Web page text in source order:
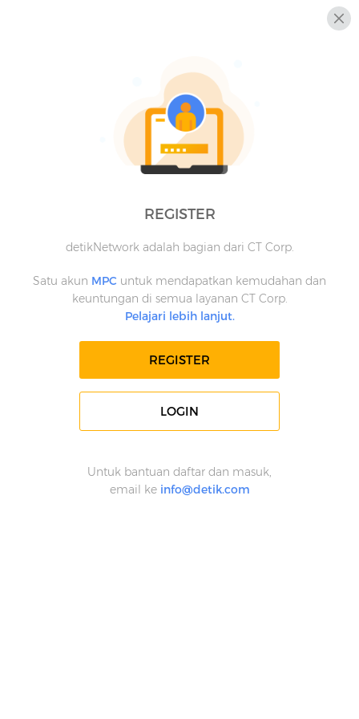
REGISTER
detikNetwork adalah bagian dari CT Corp.
Satu akun MPC untuk mendapatkan kemudahan dan
keuntungan di semua layanan CT Corp.
Pelajari lebih lanjut.
REGISTER
LOGIN
Untuk bantuan daftar dan masuk,
email ke info@detik.com